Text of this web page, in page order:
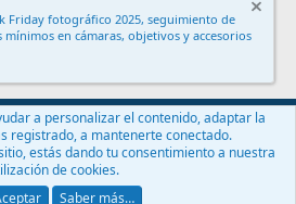
Política de privacidad
Ayuda
®
Friday fotográfico 2025, seguimiento de
mínimos en cámaras, objetivos y accesorios
a personalizar el contenido, adaptar la
registrado, a mantenerte conectado.
estás dando tu consentimiento a nuestra
de cookies.
Saber más…